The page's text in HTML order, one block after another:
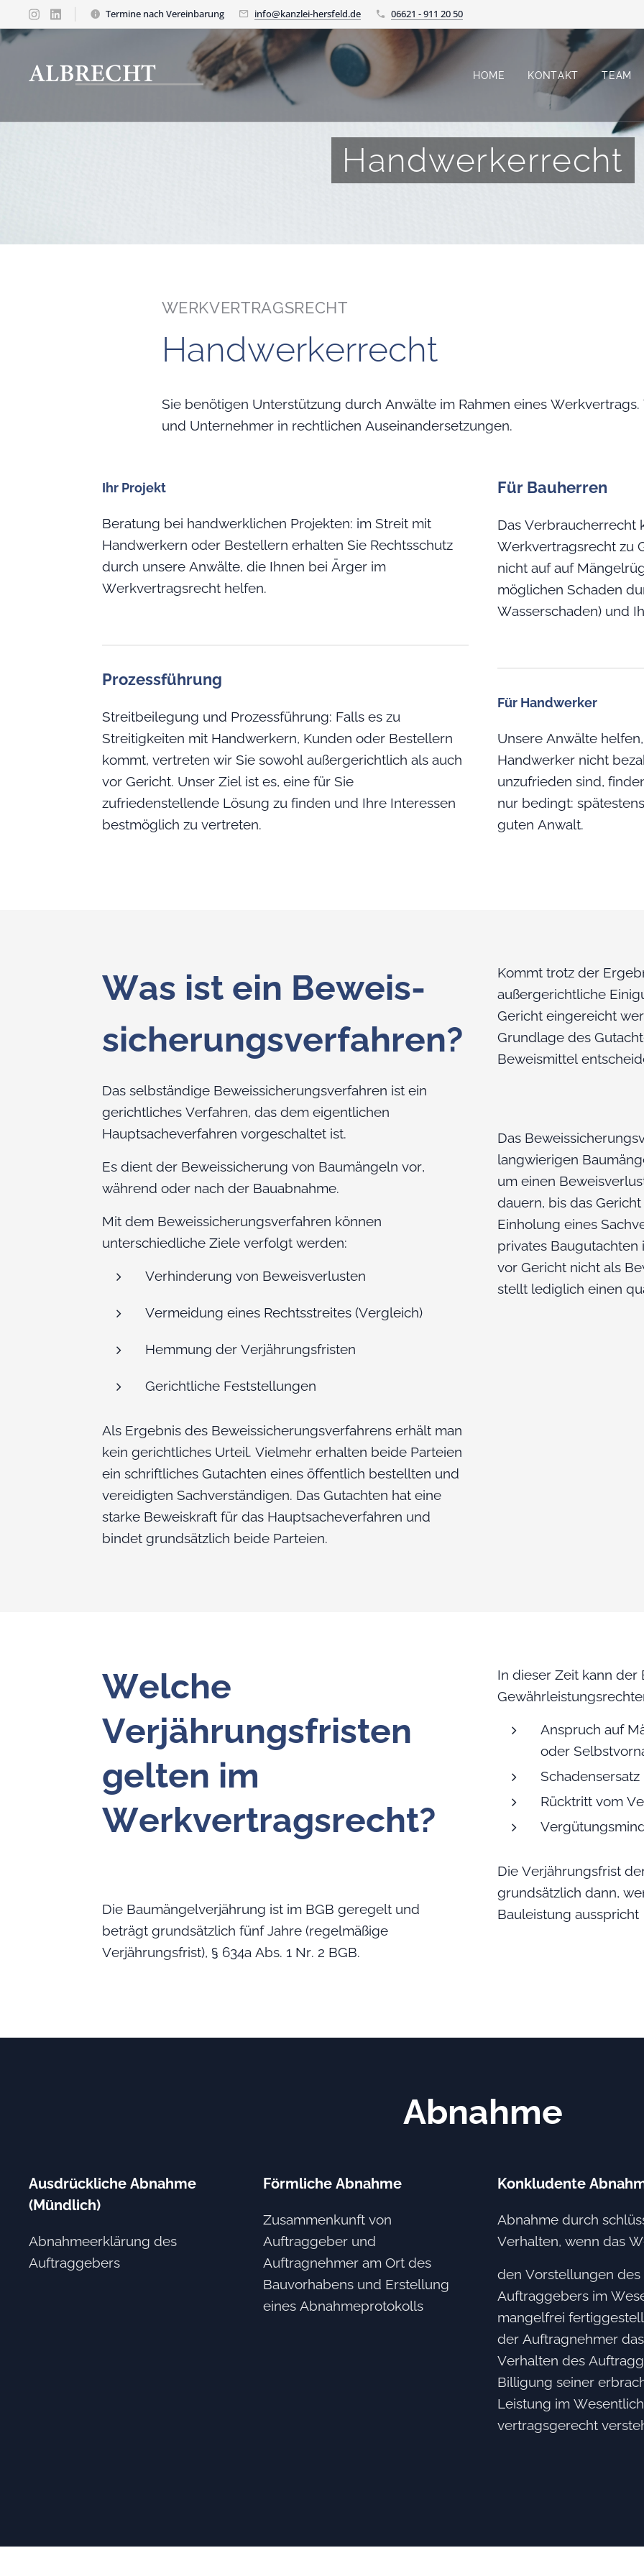
Termine nach Vereinbarung info@kanzlei-hersfeld.de 06621 - 911 20 50
HOME KONTAKT TEAM
Handwerkerrecht
WERKVERTRAGSRECHT
Handwerkerrecht
Sie benötigen Unterstützung durch Anwälte im Rahmen eines
und Unternehmer in rechtlichen Auseinandersetzungen.
Ihr Projekt
Beratung bei handwerklichen Projekten: im Streit mit
Handwerkern oder Bestellern erhalten Sie Rechtsschutz
durch unsere Anwälte, die Ihnen bei Ärger im
Werkvertragsrecht helfen.
Prozessführung
Streitbeilegung und Prozessführung: Falls es zu
Streitigkeiten mit Handwerkern, Kunden oder Bestellern
kommt, vertreten wir Sie sowohl außergerichtlich als auch
vor Gericht. Unser Ziel ist es, eine für Sie
zufriedenstellende Lösung zu finden und Ihre Interessen
bestmöglich zu vertreten.
Für Bauherren
Das Verbraucherrecht
Werkvertragsrecht zu
nicht auf auf
möglichen Schaden
Wasserschaden) und
Für Handwerker
Unsere Anwälte
Handwerker nicht
unzufrieden sind,
nur bedingt:
guten Anwalt.
Was ist ein Beweis-
sicherungsverfahren?
Das selbständige Beweissicherungsverfahren ist ein
gerichtliches Verfahren, das dem eigentlichen
Hauptsacheverfahren vorgeschaltet ist.
Es dient der Beweissicherung von Baumängeln vor,
während oder nach der Bauabnahme.
Mit dem Beweissicherungsverfahren können
unterschiedliche Ziele verfolgt werden:
Verhinderung von Beweisverlusten
Vermeidung eines Rechtsstreites (Vergleich)
Hemmung der Verjährungsfristen
Gerichtliche Feststellungen
Als Ergebnis des Beweissicherungsverfahrens erhält man
kein gerichtliches Urteil. Vielmehr erhalten beide Parteien
ein schriftliches Gutachten eines öffentlich bestellten und
vereidigten Sachverständigen. Das Gutachten hat eine
starke Beweiskraft für das Hauptsacheverfahren und
bindet grundsätzlich beide Parteien.
Kommt trotz der
außergerichtliche
Gericht eingereicht
Grundlage des
Beweismittel
Das
langwierigen
um einen
dauern, bis das
Einholung eines
privates Baugutachten
vor Gericht nicht als
stellt lediglich einen
Welche
Verjährungsfristen
gelten im
Werkvertragsrecht?
Die Baumängelverjährung ist im BGB geregelt und
beträgt grundsätzlich fünf Jahre (regelmäßige
Verjährungsfrist), § 634a Abs. 1 Nr. 2 BGB.
In dieser Zeit kann
Anspruch auf
oder
Schadensersatz
Rücktritt vom
Die Verjährungsfrist
grundsätzlich dann,
Bauleistung ausspricht
Abnahme
Ausdrückliche Abnahme
(Mündlich)
Abnahmeerklärung des
Auftraggebers
Förmliche Abnahme
Zusammenkunft von
Auftraggeber und
Auftragnehmer am Ort des
Bauvorhabens und Erstellung
eines Abnahmeprotokolls
Konkludente
Abnahme durch
Verhalten, wenn das
den Vorstellungen des
Auftraggebers im
mangelfrei
der Auftragnehmer das
Verhalten des
Billigung seiner
Leistung im
vertragsgerecht